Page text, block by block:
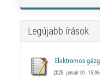
Legújabb írások
2025. január 01. 15:06